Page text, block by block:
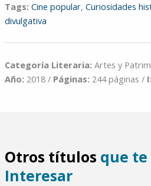
Tags: Cine popular, Curiosidades
divulgativa
Categoría Literaria: Artes y
Año: 2018 / Páginas: 244 páginas /
Otros títulos que
Interesar